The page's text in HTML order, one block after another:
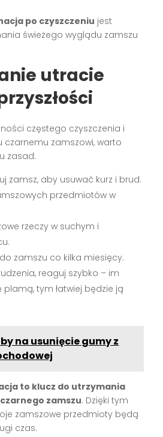
po czyszczeniu jest
świeżego wyglądu zamszu
utracie
częstego czyszczenia i
czarnemu zamszowi, warto
zasad:
zamsz, aby usuwać kurz i brud.
przedmiotów w
rzeczy w suchym i
zamszu co kilka miesięcy.
reaguj szybko – im
plamą, tym łatwiej będzie ją
na usunięcie gumy z
to klucz do utrzymania
zamszu. Dzięki tym
zamszowe przedmioty będą
czas.